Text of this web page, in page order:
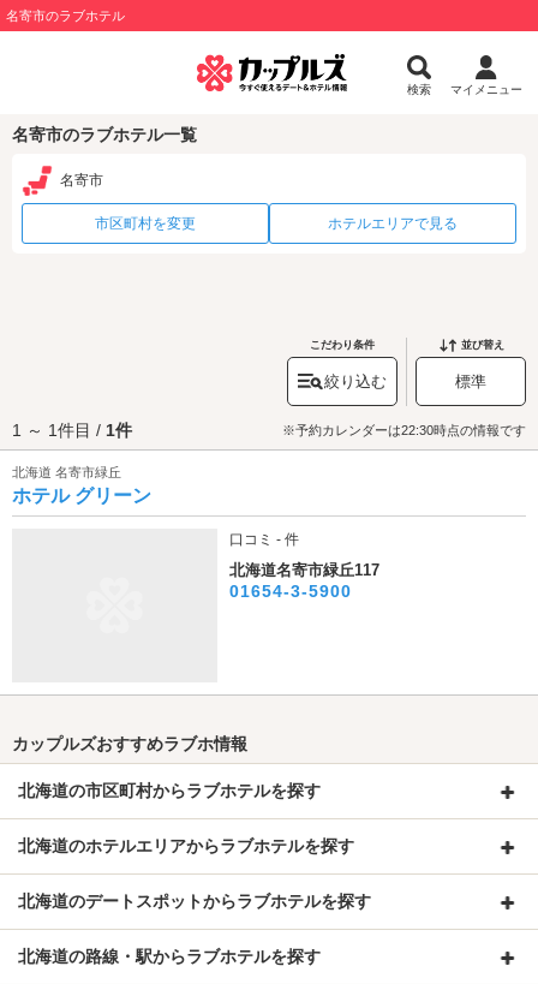
名寄市のラブホテル
検索 マイメニュー
名寄市のラブホテル一覧
名寄市
市区町村を変更 ホテルエリアで見る
こだわり条件
絞り込む
並び替え
標準
1 ～ 1件目 / 1件 ※予約カレンダーは22:30時点の情報です
北海道 名寄市緑丘
ホテル グリーン
口コミ - 件
北海道名寄市緑丘117
01654-3-5900
カップルズおすすめラブホ情報
北海道の市区町村からラブホテルを探す
北海道のホテルエリアからラブホテルを探す
北海道のデートスポットからラブホテルを探す
北海道の路線・駅からラブホテルを探す